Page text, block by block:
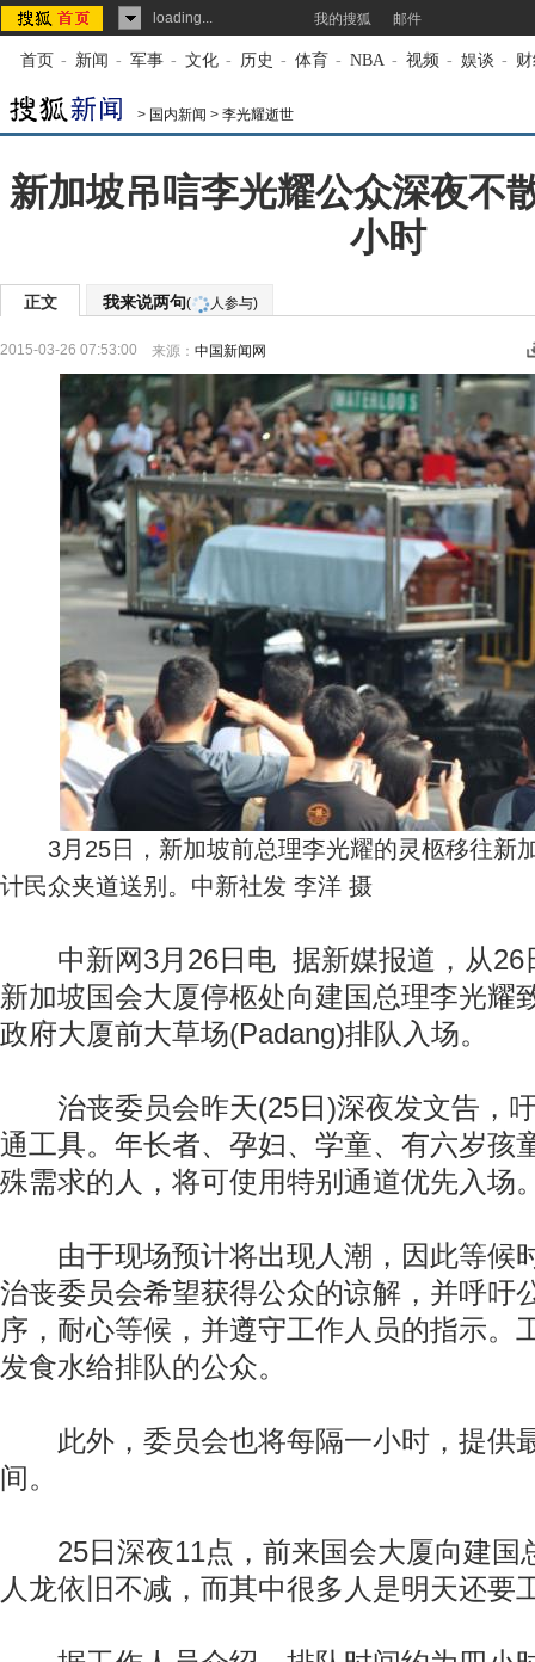
loading... 我的搜狐 邮件
首页 - 新闻 - 军事 - 文化 - 历史 - 体育 - NBA - 视频 - 娱谈 -
> 国内新闻 > 李光耀逝世
新加坡吊唁李光耀公众深夜不
小时
正文 我来说两句( 人参与)
2015-03-26 07:53:00 来源： 中国新闻网
3月25日，新加坡前总理李光耀的灵柩移往新
计民众夹道送别。中新社发 李洋 摄
中新网3月26日电 据新媒报道，从26
新加坡国会大厦停柩处向建国总理李光耀
政府大厦前大草场(Padang)排队入场。
治丧委员会昨天(25日)深夜发文告，
通工具。年长者、孕妇、学童、有六岁孩
殊需求的人，将可使用特别通道优先入场
由于现场预计将出现人潮，因此等候
治丧委员会希望获得公众的谅解，并呼吁
序，耐心等候，并遵守工作人员的指示。
发食水给排队的公众。
此外，委员会也将每隔一小时，提供
间。
25日深夜11点，前来国会大厦向建国
人龙依旧不减，而其中很多人是明天还要